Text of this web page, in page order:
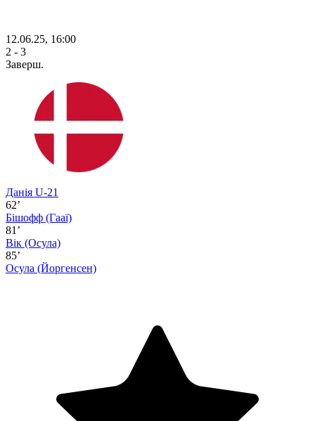
12.06.25, 16:00
2 - 3
Заверш.
Данія U-21
62’
Бішофф (Гааї)
81’
Вік (Осула)
85’
Осула (Йоргенсен)